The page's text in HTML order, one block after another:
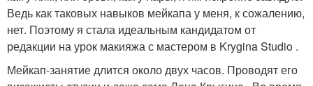
Ведь как таковых навыков мейкапа у меня, к сожалению,
нет. Поэтому я стала идеальным кандидатом от
редакции на урок макияжа с мастером в Krygina Studio .
Мейкап-занятие длится около двух часов. Проводят его